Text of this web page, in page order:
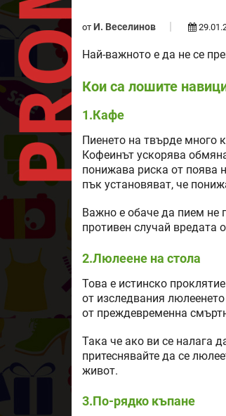
от И. Веселинов
Най-важното е да не се
Кои са лошите
1.Кафе
Пиенето на твърде много
Кофеинът ускорява
понижава риска от поява
пък установяват, че
Важно е обаче да пием не
противен случай вредата
2.Люлеене на стола
Това е истинско
от изследвания
от преждевременна
Така че ако ви се налага
притеснявайте да се
живот.
3.По-рядко къпане